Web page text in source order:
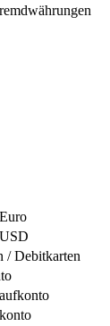
/ Debitkarten